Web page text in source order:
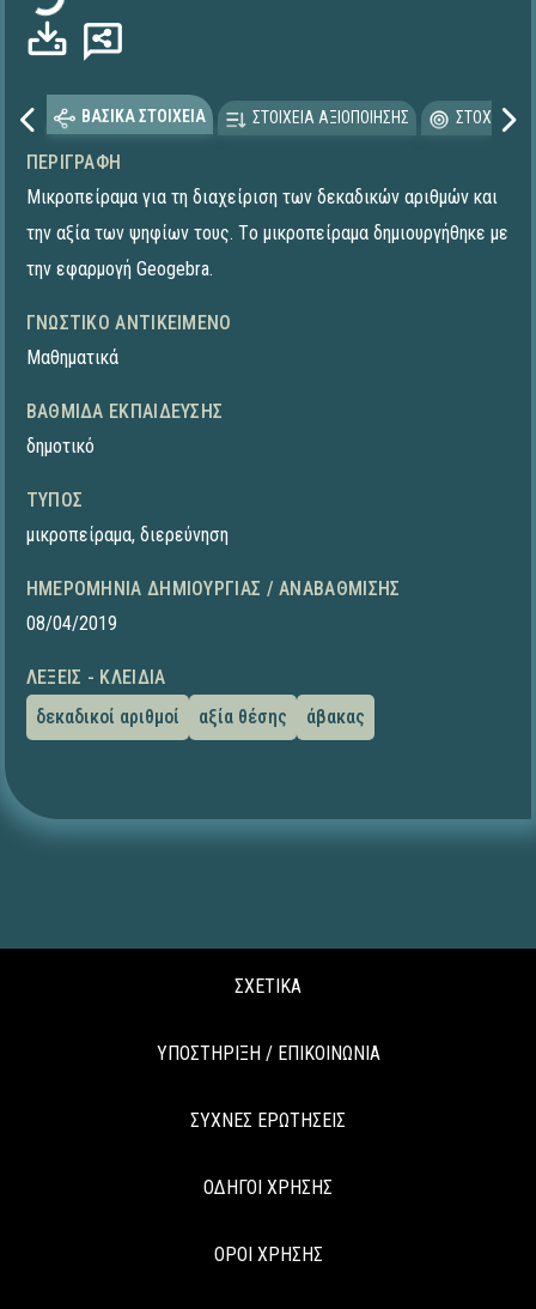
ΒΑΣΙΚΑ ΣΤΟΙΧΕΙΑ ΣΤΟΙΧΕΙΑ ΑΞΙΟΠΟΙΗΣΗΣ
ΠΕΡΙΓΡΑΦΉ
Μικροπείραμα για τη διαχείριση των δεκαδικών αριθμών και
την αξία των ψηφίων τους. Tο μικροπείραμα δημιουργήθηκε με
την εφαρμογή Geogebra.
ΓΝΩΣΤΙΚΌ ΑΝΤΙΚΕΊΜΕΝΟ
Μαθηματικά
ΒΑΘΜΊΔΑ ΕΚΠΑΊΔΕΥΣΗΣ
δημοτικό
ΤΎΠΟΣ
μικροπείραμα, διερεύνηση
ΗΜΕΡΟΜΗΝΊΑ ΔΗΜΙΟΥΡΓΊΑΣ / ΑΝΑΒΆΘΜΙΣΗΣ
08/04/2019
ΛΈΞΕΙΣ - ΚΛΕΙΔΙΆ
δεκαδικοί αριθμοί
αξία θέσης άβακας
ΣΧΕΤΙΚΑ
ΥΠΟΣΤΗΡΙΞΗ / ΕΠΙΚΟΙΝΩΝΙΑ
ΣΥΧΝΕΣ ΕΡΩΤΗΣΕΙΣ
ΟΔΗΓΟΙ ΧΡΗΣΗΣ
ΟΡΟΙ ΧΡΗΣΗΣ